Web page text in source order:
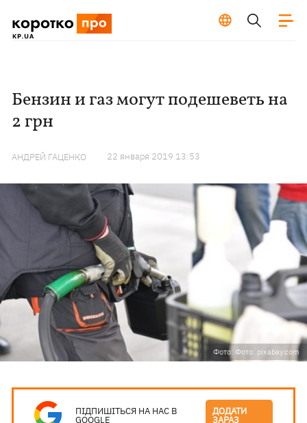
Бензин и газ могут подешеветь на
2 грн
АНДРЕЙ ГАЦЕНКО 22 января 2019 13:53
Фото: Фото: pixabay.com
ПІДПИШІТЬСЯ НА НАС В
GOOGLE
ДОДАТИ
ЗАРАЗ